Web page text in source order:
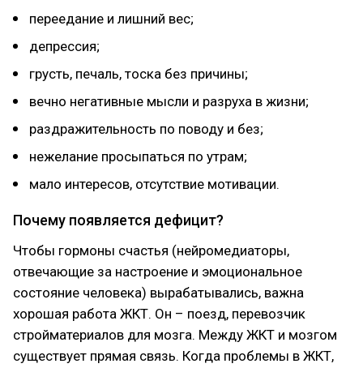
переедание и лишний вес;
депрессия;
грусть, печаль, тоска без причины;
вечно негативные мысли и разруха в жизни;
раздражительность по поводу и без;
нежелание просыпаться по утрам;
мало интересов, отсутствие мотивации.
Почему появляется дефицит?
Чтобы гормоны счастья (нейромедиаторы,
отвечающие за настроение и эмоциональное
состояние человека) вырабатывались, важна
хорошая работа ЖКТ. Он – поезд, перевозчик
стройматериалов для мозга. Между ЖКТ и мозгом
существует прямая связь. Когда проблемы в ЖКТ,